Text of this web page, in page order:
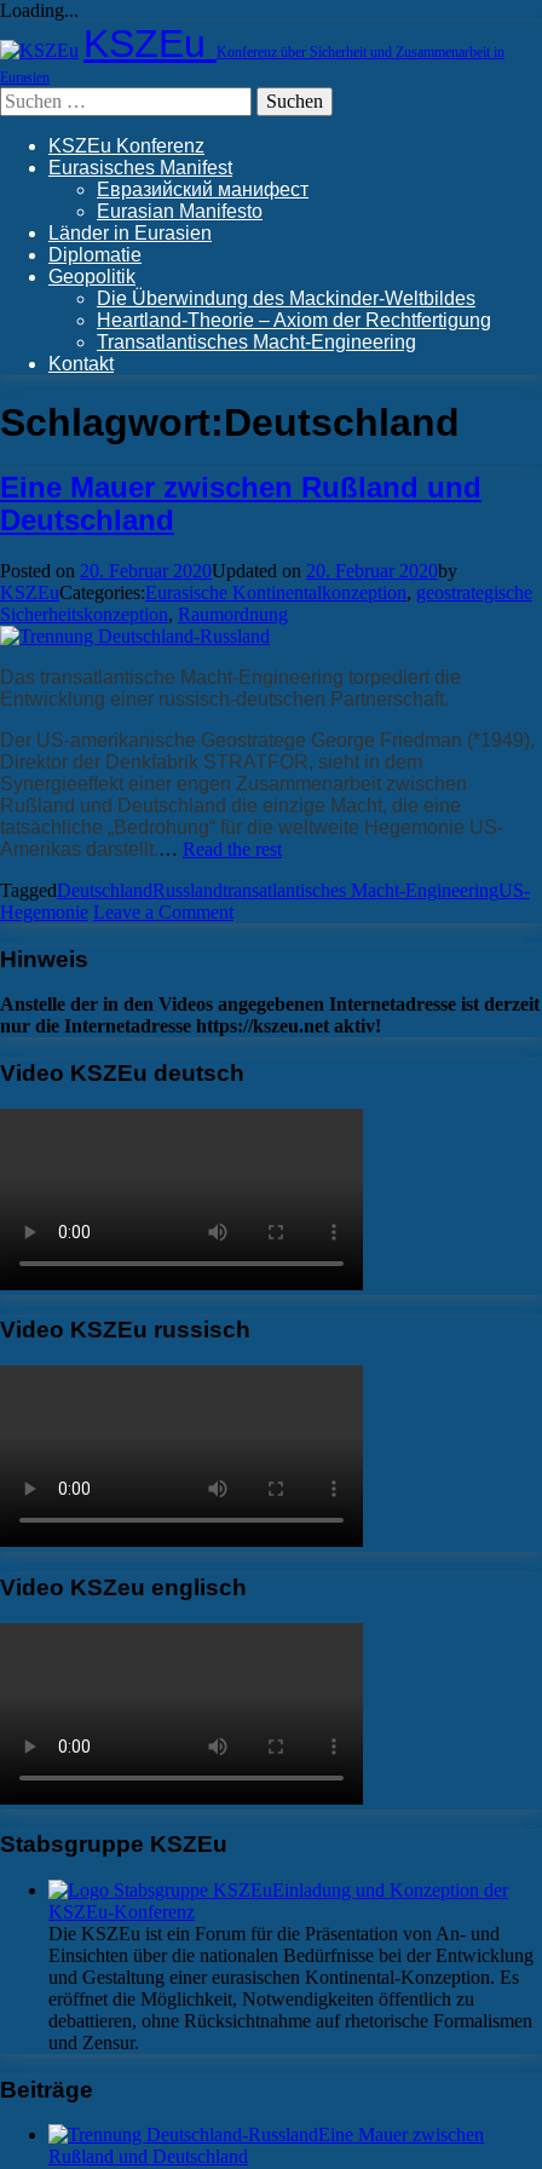
Loading...
to
content
KSZEu
Konferenz über Sicherheit und Zusammenarbeit in
Eurasien
Suchen
nach:
KSZEu Konferenz
Eurasisches Manifest
Евразийский манифест
Eurasian Manifesto
Länder in Eurasien
Diplomatie
Geopolitik
Die Überwindung des Mackinder-Weltbildes
Heartland-Theorie – Axiom der Rechtfertigung
Transatlantisches Macht-Engineering
Kontakt
Schlagwort:Deutschland
Eine Mauer zwischen Rußland und
Deutschland
Posted on 20. Februar 2020Updated on 20. Februar 2020by
KSZEuCategories:Eurasische Kontinentalkonzeption, geostrategische
Sicherheitskonzeption, Raumordnung
Das transatlantische Macht-Engineering torpediert die
Entwicklung einer russisch-deutschen Partnerschaft.
Der US-amerikanische Geostratege George Friedman (*1949),
Direktor der Denkfabrik STRATFOR, sieht in dem
Synergieeffekt einer engen Zusammenarbeit zwischen
Rußland und Deutschland die einzige Macht, die eine
tatsächliche „Bedrohung“ für die weltweite Hegemonie US-
Amerikas darstellt.… Read the rest
TaggedDeutschlandRusslandtransatlantisches Macht-EngineeringUS-
Hegemonie Leave a Commenton
Rußland
und
Hinweis
Anstelle der in den Videos angegebenen Internetadresse ist derzeit
nur die Internetadresse https://kszeu.net aktiv!
Video KSZEu deutsch
Video KSZEu russisch
Video KSZeu englisch
Stabsgruppe KSZEu
Einladung und Konzeption der
KSZEu-Konferenz
Die KSZEu ist ein Forum für die Präsentation von An- und
Einsichten über die nationalen Bedürfnisse bei der Entwicklung
und Gestaltung einer eurasischen Kontinental-Konzeption. Es
eröffnet die Möglichkeit, Notwendigkeiten öffentlich zu
debattieren, ohne Rücksichtnahme auf rhetorische Formalismen
und Zensur.
Beiträge
Eine Mauer zwischen
Rußland und Deutschland